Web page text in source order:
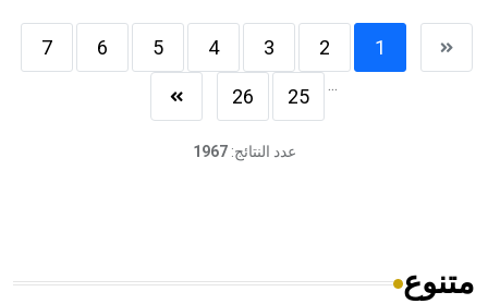
1
2
3
4
5
6
7
...
25
26
عدد النتائج:1967
متنوع